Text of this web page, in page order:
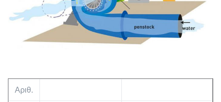
Αριθ.